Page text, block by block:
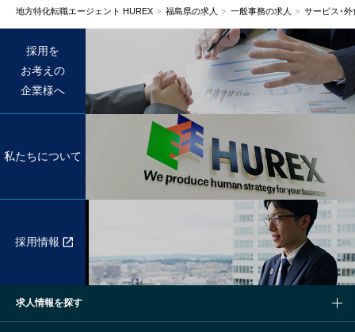
地方特化転職エージェント HUREX 福島県の求人 一般事務の求人 サービス･外
採用情報
私たちについて
採用を
お考えの
企業様へ
求人情報を探す